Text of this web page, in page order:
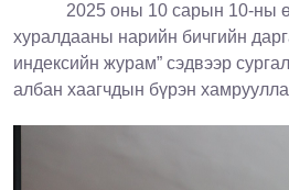
2025 оны 10 сарын 10-ны
хуралдааны нарийн бичгийн
индексийн журам” сэдвээр
албан хаагчдын бүрэн